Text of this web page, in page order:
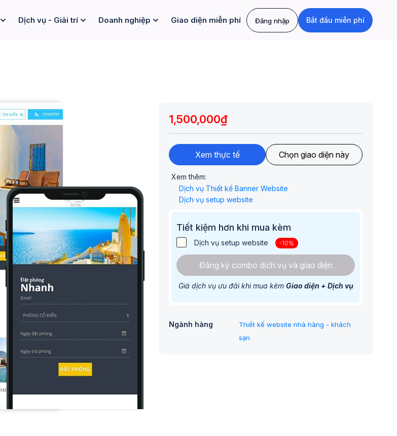
Dịch vụ - Giải trí Doanh nghiệp Giao diện miễn phí Đăng nhập Bắt đầu miễn phí
1,500,000₫
Xem thực tế Chọn giao diện này
Xem thêm:
Dịch vụ Thiết kế Banner Website
Dịch vụ setup website
Tiết kiệm hơn khi mua kèm
Dịch vụ setup website -10%
Đăng ký combo dịch vụ và giao diện
Giá dịch vụ ưu đãi khi mua kèm Giao diện + Dịch vụ
Ngành hàng
Thiết kế website nhà hàng - khách
sạn